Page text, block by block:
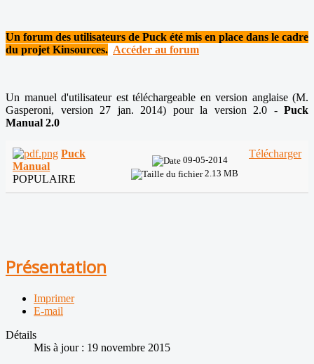
Un forum des utilisateurs de Puck été mis en place dans le cadre
du projet Kinsources. Accéder au forum
Un manuel d'utilisateur est téléchargeable en version anglaise (M.
Gasperoni, version 27 jan. 2014) pour la version 2.0 - Puck
Manual 2.0
Puck
Manual
POPULAIRE
09-05-2014
2.13 MB
Télécharger
Présentation
Imprimer
E-mail
Détails
Mis à jour : 19 novembre 2015